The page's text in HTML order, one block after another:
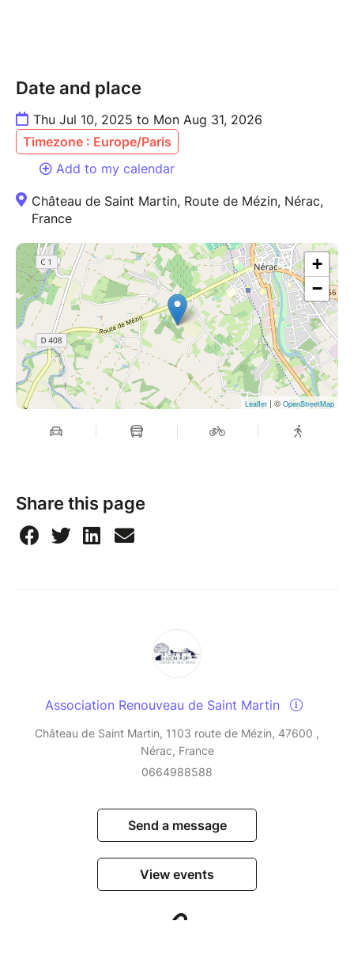
Date and place
Thu Jul 10, 2025 to Mon Aug 31, 2026
Timezone : Europe/Paris
Add to my calendar
Château de Saint Martin, Route de Mézin, Nérac,
France
+
−
Leaflet | © OpenStreetMap
Share this page
Association Renouveau de Saint Martin
Château de Saint Martin, 1103 route de Mézin, 47600 ,
Nérac, France
0664988588
Send a message
View events